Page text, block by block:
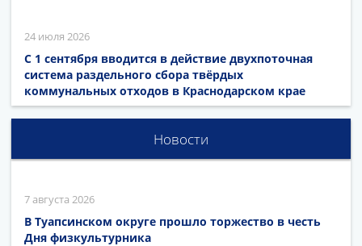
24 июля 2026
С 1 сентября вводится в действие двухпоточная
система раздельного сбора твёрдых
коммунальных отходов в Краснодарском крае
Новости
7 августа 2026
В Туапсинском округе прошло торжество в честь
Дня физкультурника